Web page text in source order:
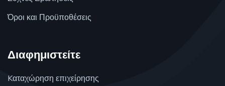
Όροι και Προϋποθέσεις
Διαφημιστείτε
Kαταχώρηση επιχείρησης